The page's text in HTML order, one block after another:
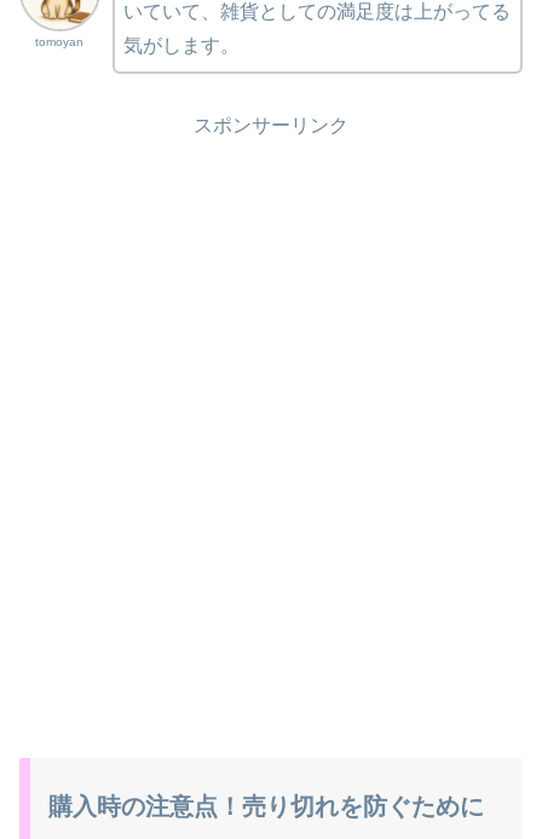
tomoyan
いていて、雑貨としての満足度は上がってる
気がします。
スポンサーリンク
購入時の注意点！売り切れを防ぐために